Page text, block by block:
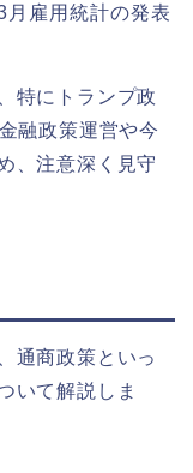
雇用統計の発表
特にトランプ政
融政策運営や今
、注意深く見守
通商政策といっ
いて解説しま